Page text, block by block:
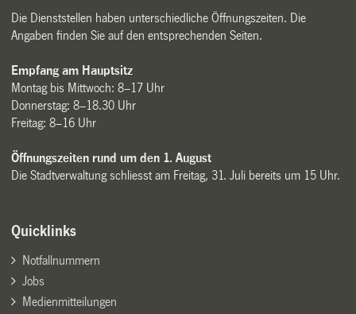
Die Dienststellen haben unterschiedliche Öffnungszeiten. Die
Angaben finden Sie auf den entsprechenden Seiten.
Empfang am Hauptsitz
Montag bis Mittwoch: 8–17 Uhr
Donnerstag: 8–18.30 Uhr
Freitag: 8–16 Uhr
Öffnungszeiten rund um den 1. August
Die Stadtverwaltung schliesst am Freitag, 31. Juli bereits um 15 Uhr.
Quicklinks
Notfallnummern
Jobs
Medienmitteilungen